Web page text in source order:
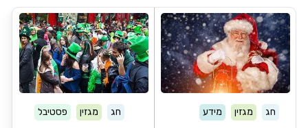
חג מגזין מידע חג מגזין פסטיבל